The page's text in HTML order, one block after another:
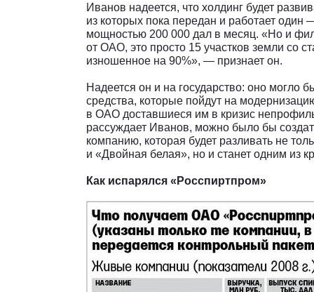
Иванов надеется, что холдинг будет
из которых пока передан и работает один
мощностью 200 000 дал в месяц. «Но и
от ОАО, это просто 15 участков земли со
изношенное на 90%», — признает он.
Надеется он и на государство: оно
средства, которые пойдут на
в ОАО доставшиеся им в кризис
рассуждает Иванов, можно было бы
компанию, которая будет разливать не
и «Двойная белая», но и станет одним из
Как испарялся «Росспиртпром»